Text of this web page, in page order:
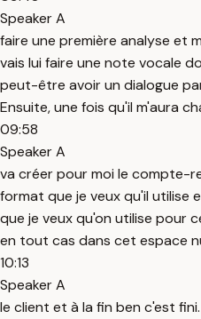
Speaker A
faire une première analyse et
vais lui faire une note vocale
peut-être avoir un dialogue
Ensuite, une fois qu'il m'aura
09:58
Speaker A
va créer pour moi le compte-
format que je veux qu'il utilise
que je veux qu'on utilise pour
en tout cas dans cet espace
10:13
Speaker A
le client et à la fin ben c'est